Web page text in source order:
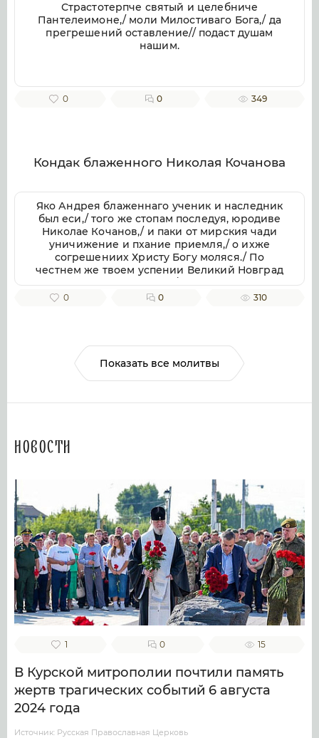
Страстотерпче святый и целебниче
Пантелеимоне,/ моли Милостиваго Бога,/ да
прегрешений оставление// подаст душам
нашим.
0 0 349
Кондак блаженного Николая Кочанова
Яко Андрея блаженнаго ученик и наследник
был еси,/ того же стопам последуя, юродиве
Николае Кочанов,/ и паки от мирския чади
уничижение и пхание приемля,/ о ихже
согрешениих Христу Богу моляся./ По
честнем же твоем успении Великий Новград
имать мощи твоя в себе,/ яко неистощимое
сокровище,/ подаеши бо исцеление/ с верою
0 0 310
Показать все молитвы
Новости
1 0 15
В Курской митрополии почтили память
жертв трагических событий 6 августа
2024 года
Источник: Русская Православная Церковь